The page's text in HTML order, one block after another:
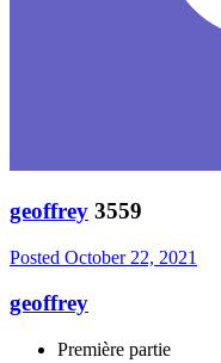
geoffrey 3559
Posted October 22, 2021
geoffrey
Première partie